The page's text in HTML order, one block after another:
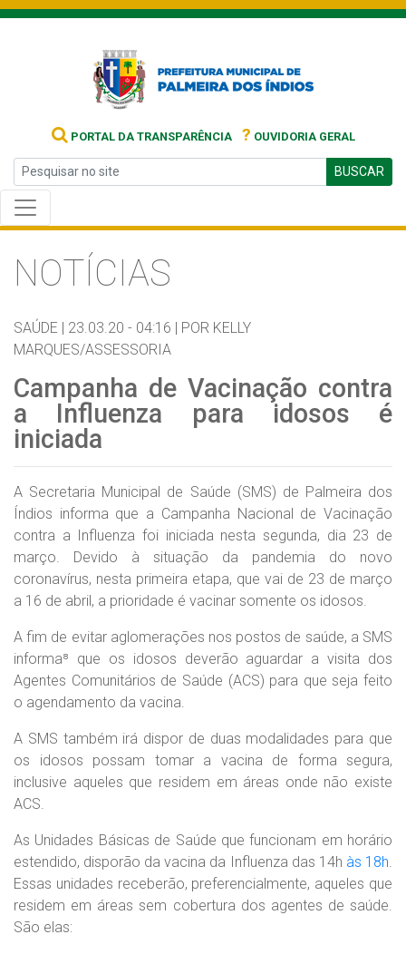
PORTAL DA TRANSPARÊNCIA ? OUVIDORIA GERAL
BUSCAR
NOTÍCIAS
SAÚDE | 23.03.20 - 04:16 | POR KELLY
MARQUES/ASSESSORIA
Campanha de Vacinação contra
a Influenza para idosos é
iniciada
A Secretaria Municipal de Saúde (SMS) de Palmeira dos
Índios informa que a Campanha Nacional de Vacinação
contra a Influenza foi iniciada nesta segunda, dia 23 de
março. Devido à situação da pandemia do novo
coronavírus, nesta primeira etapa, que vai de 23 de março
a 16 de abril, a prioridade é vacinar somente os idosos.
A fim de evitar aglomerações nos postos de saúde, a SMS
informa⁸ que os idosos deverão aguardar a visita dos
Agentes Comunitários de Saúde (ACS) para que seja feito
o agendamento da vacina.
A SMS também irá dispor de duas modalidades para que
os idosos possam tomar a vacina de forma segura,
inclusive aqueles que residem em áreas onde não existe
ACS.
As Unidades Básicas de Saúde que funcionam em horário
estendido, disporão da vacina da Influenza das 14h às 18h.
Essas unidades receberão, preferencialmente, aqueles que
residem em áreas sem cobertura dos agentes de saúde.
São elas: